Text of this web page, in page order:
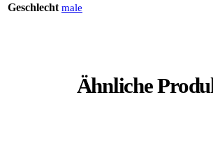
Geschlecht male
Ähnliche